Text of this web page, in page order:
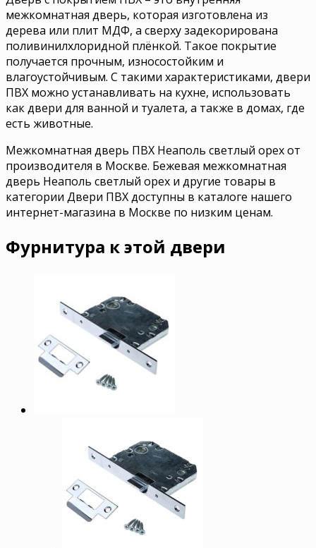
межкомнатная дверь, которая изготовлена из
дерева или плит МДФ, а сверху задекорирована
поливинилхлоридной плёнкой. Такое покрытие
получается прочным, износостойким и
влагоустойчивым. С такими характеристиками, двери
ПВХ можно устанавливать на кухне, использовать
как двери для ванной и туалета, а также в домах, где
есть животные.
Межкомнатная дверь ПВХ Неаполь светлый орех от
производителя в Москве. Бежевая межкомнатная
дверь Неаполь светлый орех и другие товары в
категории Двери ПВХ доступны в каталоге нашего
интернет-магазина в Москве по низким ценам.
Фурнитура к этой двери